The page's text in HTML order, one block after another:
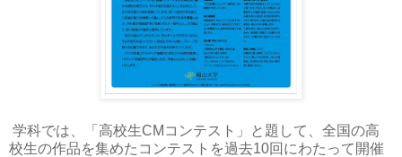
学科では、「高校生CMコンテスト」と題して、全国の高
校生の作品を集めたコンテストを過去10回にわたって開催